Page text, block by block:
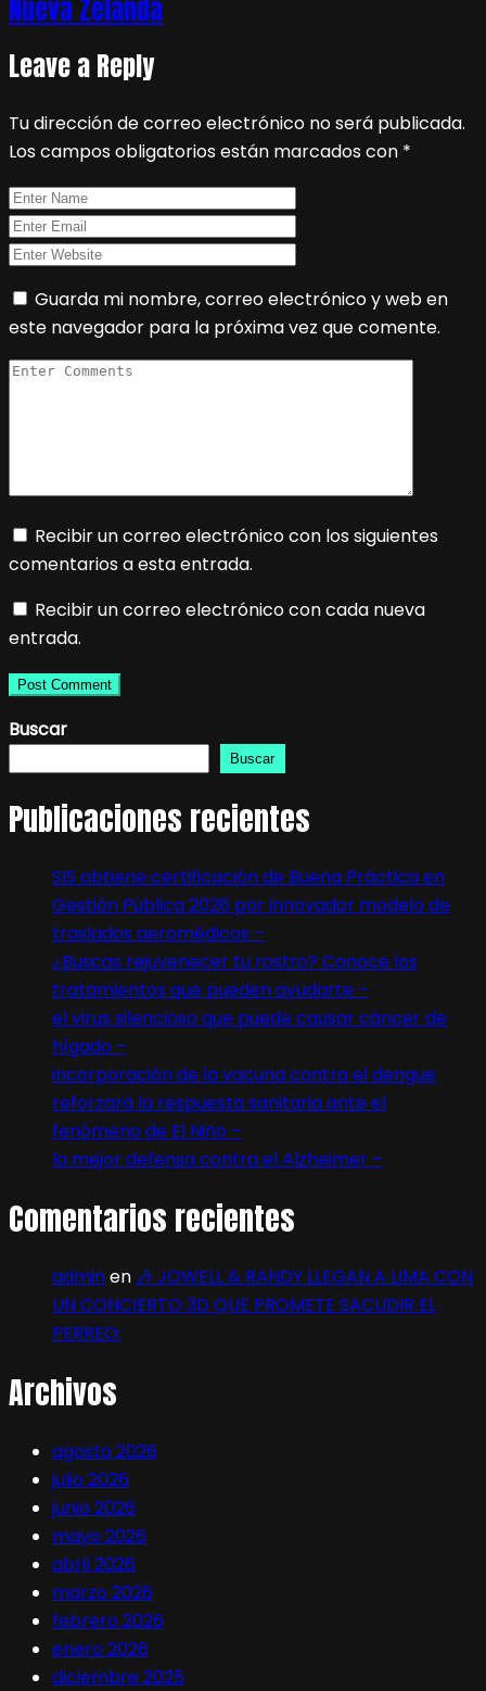
Nueva Zelanda
Leave a Reply
Tu dirección de correo electrónico no será publicada.
Los campos obligatorios están marcados con *
Guarda mi nombre, correo electrónico y web en
este navegador para la próxima vez que comente.
Recibir un correo electrónico con los siguientes
comentarios a esta entrada.
Recibir un correo electrónico con cada nueva
entrada.
Buscar
Buscar
Publicaciones recientes
SIS obtiene certificación de Buena Práctica en
Gestión Pública 2026 por innovador modelo de
traslados aeromédicos –
¿Buscas rejuvenecer tu rostro? Conoce los
tratamientos que pueden ayudarte –
el virus silencioso que puede causar cáncer de
hígado –
incorporación de la vacuna contra el dengue
reforzará la respuesta sanitaria ante el
fenómeno de El Niño –
la mejor defensa contra el Alzheimer –
Comentarios recientes
adminen 🎶 JOWELL & RANDY LLEGAN A LIMA CON
UN CONCIERTO 3D QUE PROMETE SACUDIR EL
PERREO:
Archivos
agosto 2026
julio 2026
junio 2026
mayo 2026
abril 2026
marzo 2026
febrero 2026
enero 2026
diciembre 2025